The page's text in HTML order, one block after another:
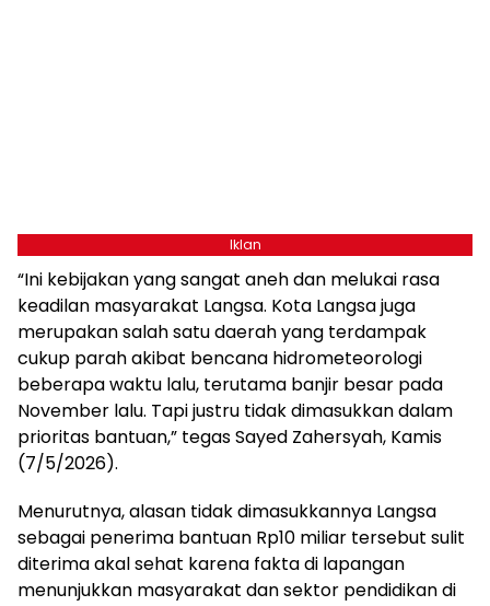
Iklan
“Ini kebijakan yang sangat aneh dan melukai rasa
keadilan masyarakat Langsa. Kota Langsa juga
merupakan salah satu daerah yang terdampak
cukup parah akibat bencana hidrometeorologi
beberapa waktu lalu, terutama banjir besar pada
November lalu. Tapi justru tidak dimasukkan dalam
prioritas bantuan,” tegas Sayed Zahersyah, Kamis
(7/5/2026).
Menurutnya, alasan tidak dimasukkannya Langsa
sebagai penerima bantuan Rp10 miliar tersebut sulit
diterima akal sehat karena fakta di lapangan
menunjukkan masyarakat dan sektor pendidikan di